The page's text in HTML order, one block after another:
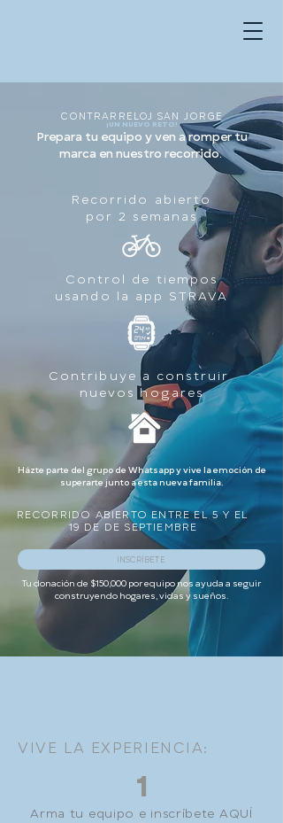
CONTRARRELOJ SAN JORGE
¡UN NUEVO RETO!
Prepara tu equipo y ven a romper tu
marca en nuestro recorrido.
Recorrido abierto
por 2 semanas
Control de tiempos
usando la app STRAVA
Contribuye a construir
nuevos hogares
Házte parte del grupo de Whatsapp y vive la emoción de
superarte junto a esta nueva familia.
RECORRIDO ABIERTO ENTRE EL 5 Y EL
19 DE DE SEPTIEMBRE
INSCRÍBETE
Tu donación de $150,000 por equipo nos ayuda a seguir
construyendo hogares, vidas y sueños.
VIVE LA EXPERIENCIA:
1
Arma tu equipo e inscríbete AQUÍ